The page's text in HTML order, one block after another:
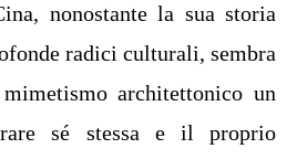
nonostante la sua storia
radici culturali, sembra
architettonico un
sé stessa e il proprio